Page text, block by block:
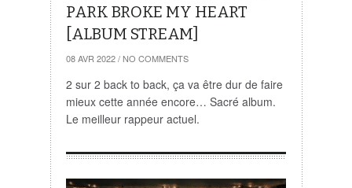
PARK BROKE MY HEART
[ALBUM STREAM]
08 AVR 2022 / NO COMMENTS
2 sur 2 back to back, ça va être dur de faire
mieux cette année encore… Sacré album.
Le meilleur rappeur actuel.